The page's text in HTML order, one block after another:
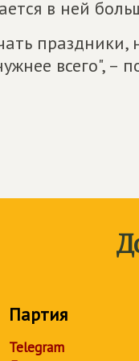
в ней
праздники,
всего", –
Партия
Telegram